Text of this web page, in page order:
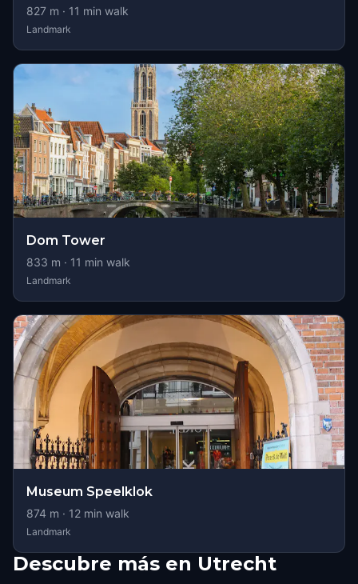
827 m · 11 min walk
Landmark
Dom Tower
833 m · 11 min walk
Landmark
Museum Speelklok
874 m · 12 min walk
Landmark
Descubre más en Utrecht